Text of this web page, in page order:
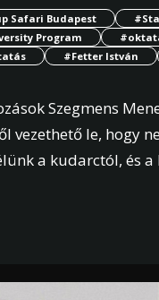
Safari Budapest
Program
#Fetter István
Szegmens
vezethető le, hogy
a kudarctól, és